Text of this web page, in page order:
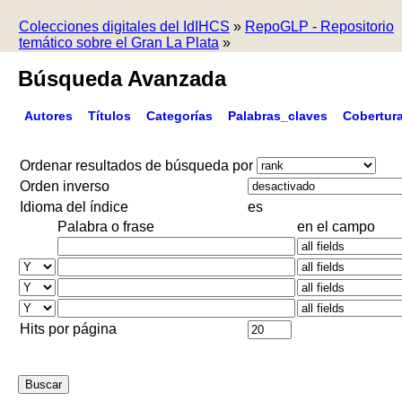
Colecciones digitales del IdIHCS » RepoGLP - Repositorio
temático sobre el Gran La Plata »
Búsqueda Avanzada
Autores Títulos Categorías Palabras_claves
Ordenar resultados de búsqueda por
Orden inverso
Idioma del índice
es
Palabra o frase
en el campo
Hits por página